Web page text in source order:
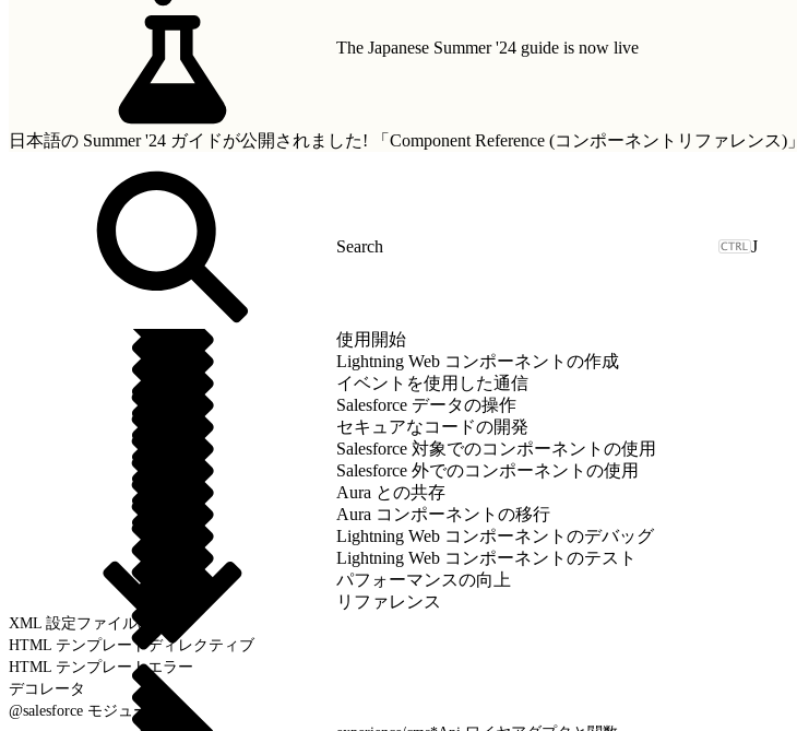
The Japanese Summer '24 guide is now live
日本語の Summer '24 ガイドが公開されました! 「Component Reference (コンポーネントリファレンス)」
J
使用開始
Lightning Web コンポーネントの作成
イベントを使用した通信
Salesforce データの操作
セキュアなコードの開発
Salesforce 対象でのコンポーネントの使用
Salesforce 外でのコンポーネントの使用
Aura との共存
Aura コンポーネントの移行
Lightning Web コンポーネントのデバッグ
Lightning Web コンポーネントのテスト
パフォーマンスの向上
リファレンス
XML 設定ファイルの要素
HTML テンプレートディレクティブ
HTML テンプレートエラー
デコレータ
@salesforce モジュール